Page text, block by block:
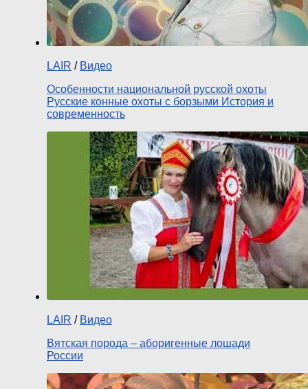
LAIR / Видео
Особенности национальной русской охоты
Русские конные охоты с борзыми История и
современность
LAIR / Видео
Вятская порода – аборигенные лошади
России